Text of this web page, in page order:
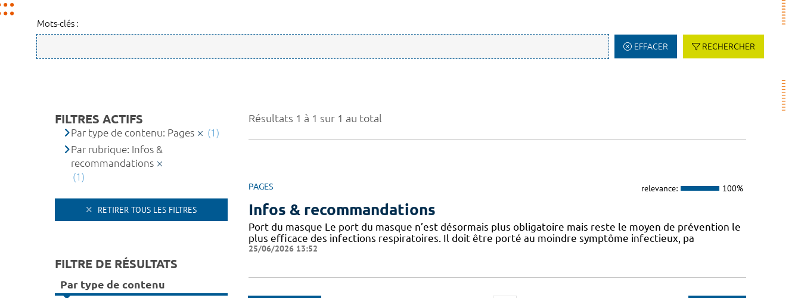
Mots-clés :
EFFACER RECHERCHER
Résultats 1 à 1 sur 1 au total
PAGES relevance: 100%
Infos & recommandations
Port du masque Le port du masque n’est désormais plus obligatoire mais reste le moyen de prévention le
plus efficace des infections respiratoires. Il doit être porté au moindre symptôme infectieux, pa
25/06/2026 13:52
FILTRES ACTIFS
Par type de contenu: Pages
(1)
Par rubrique: Infos &
recommandations
(1)
RETIRER TOUS LES FILTRES
FILTRE DE RÉSULTATS
Par type de contenu